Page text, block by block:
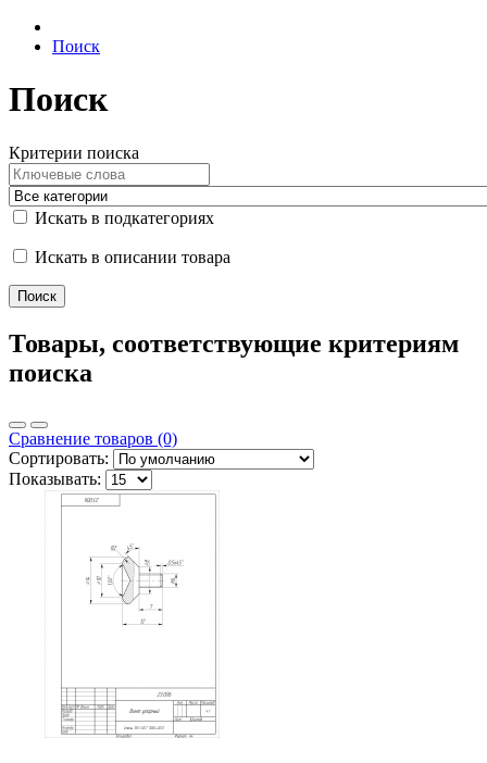
Поиск
Поиск
Критерии поиска
Искать в подкатегориях
Искать в описании товара
Товары, соответствующие критериям
поиска
Сравнение товаров (0)
Сортировать:
Показывать: